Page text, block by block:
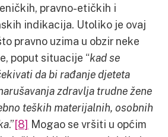
pravno-etičkih i
indikacija. Utoliko je ovaj
pravno uzima u obzir neke
poput situacije “kad se
da bi rađanje djeteta
zdravlja trudne žene
teških materijalnih, osobnih
.”[8] Mogao se vršiti u općim